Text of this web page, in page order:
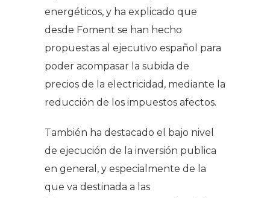
energéticos, y ha explicado que
desde Foment se han hecho
propuestas al ejecutivo español para
poder acompasar la subida de
precios de la electricidad, mediante la
reducción de los impuestos afectos.
También ha destacado el bajo nivel
de ejecución de la inversión publica
en general, y especialmente de la
que va destinada a las